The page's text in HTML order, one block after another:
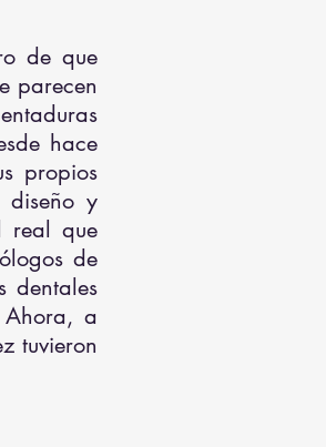
de que
parecen
hace
propios
diseño y
real que
de
dentales
Ahora, a
tuvieron